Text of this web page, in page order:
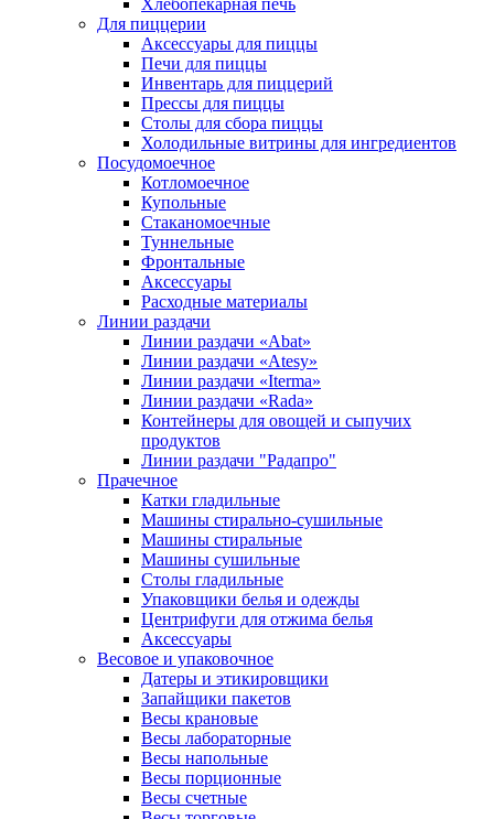
Хлебопекарная печь
Для пиццерии
Аксессуары для пиццы
Печи для пиццы
Инвентарь для пиццерий
Прессы для пиццы
Столы для сбора пиццы
Холодильные витрины для ингредиентов
Посудомоечное
Котломоечное
Купольные
Стаканомоечные
Туннельные
Фронтальные
Аксессуары
Расходные материалы
Линии раздачи
Линии раздачи «Abat»
Линии раздачи «Atesy»
Линии раздачи «Iterma»
Линии раздачи «Rada»
Контейнеры для овощей и сыпучих
продуктов
Линии раздачи "Радапро"
Прачечное
Катки гладильные
Машины стирально-сушильные
Машины стиральные
Машины сушильные
Столы гладильные
Упаковщики белья и одежды
Центрифуги для отжима белья
Аксессуары
Весовое и упаковочное
Датеры и этикировщики
Запайщики пакетов
Весы крановые
Весы лабораторные
Весы напольные
Весы порционные
Весы счетные